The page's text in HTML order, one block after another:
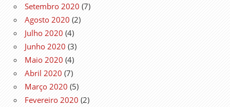
Setembro 2020 (7)
Agosto 2020 (2)
Julho 2020 (4)
Junho 2020 (3)
Maio 2020 (4)
Abril 2020 (7)
Março 2020 (5)
Fevereiro 2020 (2)